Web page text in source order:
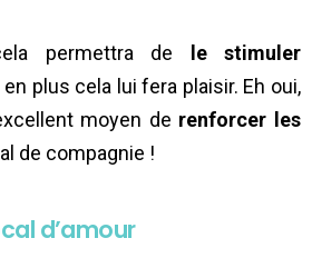
permettra de le stimuler
en plus cela lui fera plaisir. Eh oui,
moyen de renforcer les
de compagnie !
d’amour